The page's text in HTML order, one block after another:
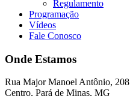
Regulamento
Programação
Vídeos
Fale Conosco
Onde Estamos
Rua Major Manoel Antônio, 208
Centro, Pará de Minas, MG